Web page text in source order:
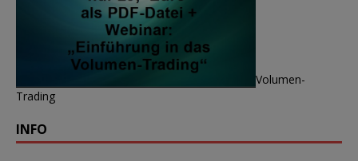
Volumen-
Trading
INFO